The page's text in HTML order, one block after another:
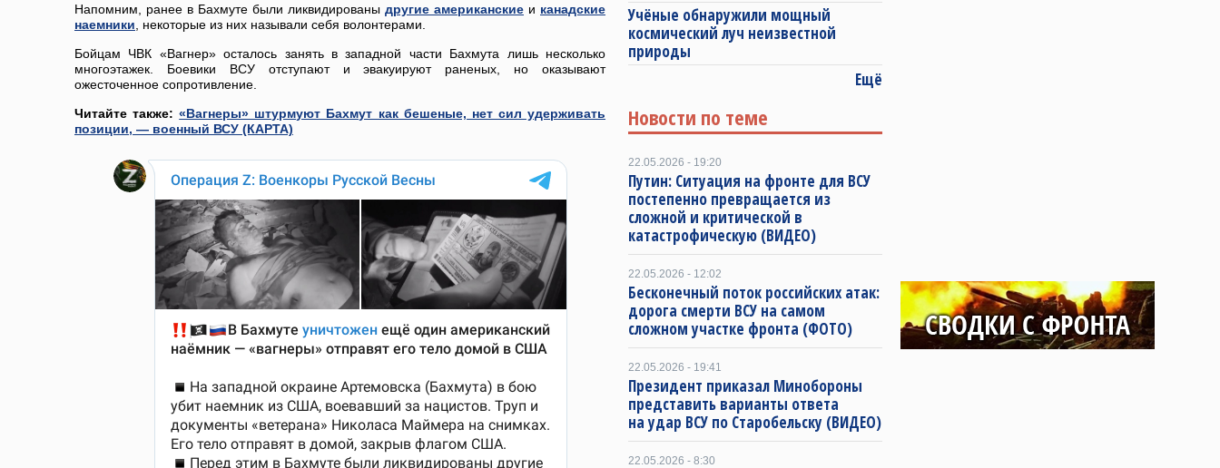
Напомним, ранее в Бахмуте были ликвидированы другие американские и канадские
наемники , некоторые из них называли себя волонтерами.
Бойцам ЧВК «Вагнер» осталось занять в западной части Бахмута лишь несколько
многоэтажек. Боевики ВСУ отступают и эвакуируют раненых, но оказывают
ожесточенное сопротивление.
Читайте также:«Вагнеры» штурмуют Бахмут как бешеные, нет сил удерживать
позиции, — военный ВСУ (КАРТА)
Учёные обнаружили мощный
космический луч неизвестной
природы
Ещё
Новости по теме
22.05.2026 - 19:20
Путин: Ситуация на фронте для ВСУ
постепенно превращается из
сложной и критической в
катастрофическую (ВИДЕО)
22.05.2026 - 12:02
Бесконечный поток российских атак:
дорога смерти ВСУ на самом
сложном участке фронта (ФОТО)
22.05.2026 - 19:41
Президент приказал Минобороны
представить варианты ответа
на удар ВСУ по Старобельску (ВИДЕО)
22.05.2026 - 8:30